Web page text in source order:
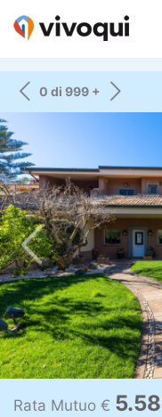
0 di 999 +
Rata Mutuo €